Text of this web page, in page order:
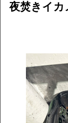
夜焚きイ